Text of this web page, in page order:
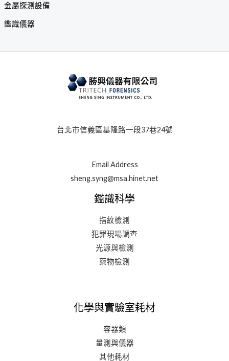
金屬探測設備
鑑識儀器
台北市信義區基隆路一段37巷24號
Email Address
sheng.syng@msa.hinet.net
鑑識科學
指紋檢測
犯罪現場調查
光源與檢測
藥物檢測
化學與實驗室耗材
容器類
量測與儀器
其他耗材